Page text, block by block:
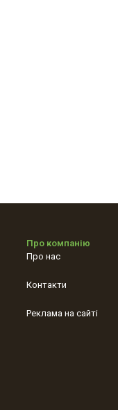
Про компанію
Про нас
Контакти
Реклама на сайті